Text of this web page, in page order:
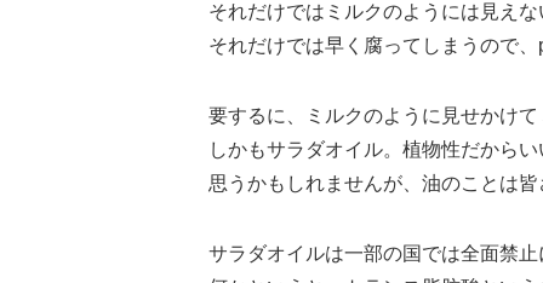
それだけではミルクのようには見え
それだけでは早く腐ってしまうので
要するに、ミルクのように見せかけ
しかもサラダオイル。植物性だから
思うかもしれませんが、油のことは
サラダオイルは一部の国では全面禁